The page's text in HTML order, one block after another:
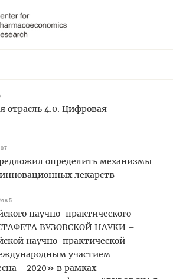
отрасль 4.0. Цифровая
определить механизмы
лекарств
научно-практического
ВУЗОВСКОЙ НАУКИ –
научно-практической
участием
- 2020» в рамках